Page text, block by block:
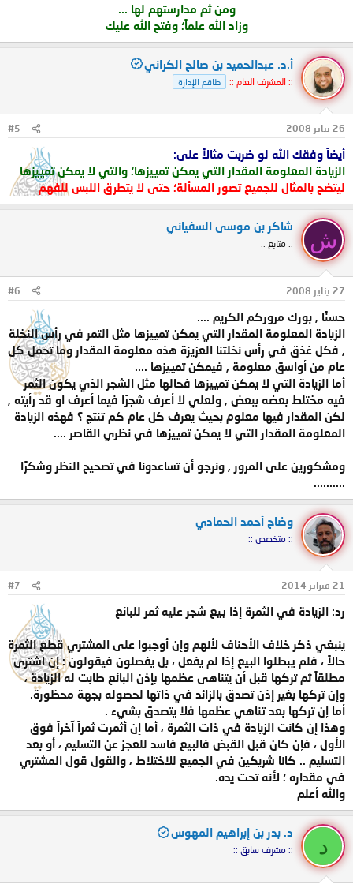
ومن ثم مدارستهم لها ...
وزاد الله علماً؛ وفتح الله عليك
أ.د. عبدالحميد بن صالح الكراني
:: المشرف العام :: طاقم الإدارة
26 يناير 2008 #5
أيضاً وفقك الله لو ضربت مثالاً على:
الزيادة المعلومة المقدار التي يمكن تمييزها؛ والتي لا يمكن تمييزها
ليتضح بالمثال للجميع تصور المسألة؛ حتى لا يتطرق اللبس للفهم
ش
شاكر بن موسى السفياني
:: متابع ::
27 يناير 2008 #6
حسنًا , بورك مروركم الكريم ....
الزيادة المعلومة المقدار التي يمكن تمييزها مثل التمر في رأس النخلة
, فكل غذق في رأس نخلتنا العزيزة هذه معلومة المقدار وما تحمل كل
عام من أواسق معلومة , فيمكن تمييزها ....
أما الزيادة التي لا يمكن تمييزها فحالها مثل الشجر الذي يكون الثمر
فيه مختلط بعضه ببعض , ولعلي لا أعرف شجرًا فيما أعرف او قد رأيته ,
لكن المقدار فيها معلوم بحيث يعرف كل عام كم تنتج ؟ فهذه الزيادة
المعلومة المقدار التي لا يمكن تمييزها في نظري القاصر ....
ومشكورين على المرور , ونرجو أن تساعدونا في تصحيح النظر وشكرًا
وضاح أحمد الحمادي
:: متخصص ::
21 فبراير 2014 #7
رد: الزيادة في الثمرة إذا بيع شجر عليه ثمر للبائع
ينبغي ذكر خلاف الأحناف لأنهم وإن أوجبوا على المشتري قطع الثمرة
حالاً ، فلم يبطلوا البيع إذا لم يفعل ، بل يفصلون فيقولون : إن اشترى
مطلقاً ثم تركها قبل أن يتناهى عظمها بإذن البائع طابت له الزيادة ،
وإن تركها بغير إذن تصدق بالزائد في ذاتها لحصوله بجهة محظورة.
أما إن تركها بعد تناهي عظمها فلا يتصدق بشيء .
وهذا إن كانت الزيادة في ذات الثمرة ، أما إن أثمرت ثمراً آخراً فوق
الأول ، فإن كان قبل القبض فالبيع فاسد للعجز عن التسليم ، أو بعد
التسليم .. كانا شريكين في الجميع للاختلاط ، والقول قول المشتري
في مقداره ؛ لأنه تحت يده.
والله أعلم
د
د. بدر بن إبراهيم المهوس
:: مشرف سابق ::